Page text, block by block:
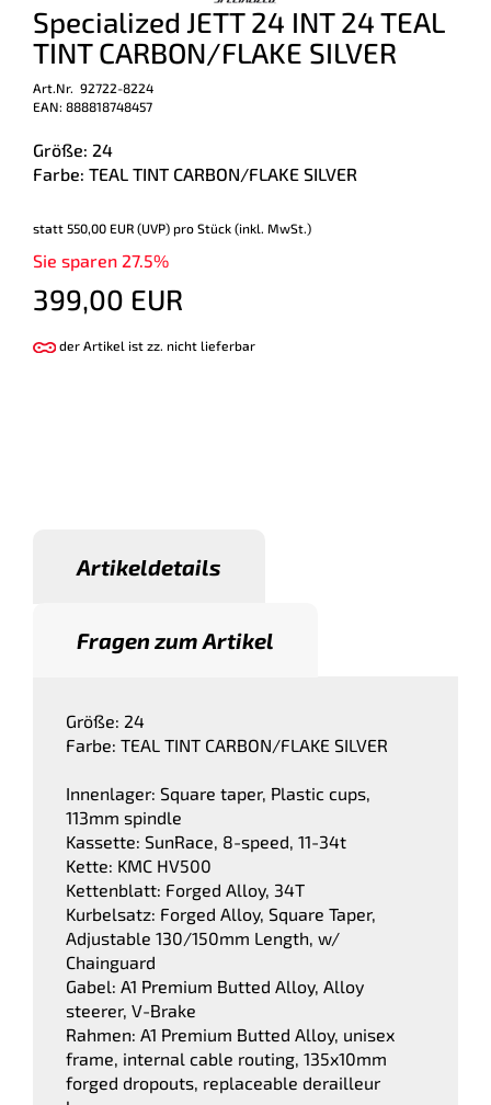
Specialized JETT 24 INT 24 TEAL
TINT CARBON/FLAKE SILVER
Art.Nr. 92722-8224
EAN: 888818748457
Größe: 24
Farbe: TEAL TINT CARBON/FLAKE SILVER
statt 550,00 EUR (UVP) pro Stück (inkl. MwSt.)
Sie sparen 27.5%
399,00 EUR
der Artikel ist zz. nicht lieferbar
Artikeldetails
Fragen zum Artikel
Größe: 24
Farbe: TEAL TINT CARBON/FLAKE SILVER
Innenlager: Square taper, Plastic cups,
113mm spindle
Kassette: SunRace, 8-speed, 11-34t
Kette: KMC HV500
Kettenblatt: Forged Alloy, 34T
Kurbelsatz: Forged Alloy, Square Taper,
Adjustable 130/150mm Length, w/
Chainguard
Gabel: A1 Premium Butted Alloy, Alloy
steerer, V-Brake
Rahmen: A1 Premium Butted Alloy, unisex
frame, internal cable routing, 135x10mm
forged dropouts, replaceable derailleur